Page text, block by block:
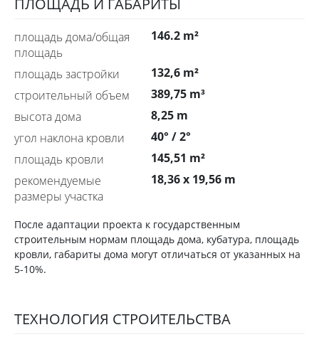
ПЛОЩАДЬ И ГАБАРИТЫ
площадь дома/общая
площадь
146.2 m²
площадь застройки
132,6 m²
строительный объем
389,75 m³
высота дома
8,25 m
угол наклона кровли
40° / 2°
площадь кровли
145,51 m²
рекомендуемые
размеры участка
18,36 x 19,56 m
После адаптации проекта к государственным
строительным нормам площадь дома, кубатура, площадь
кровли, габариты дома могут отличаться от указанных на
5-10%.
ТЕХНОЛОГИЯ СТРОИТЕЛЬСТВА